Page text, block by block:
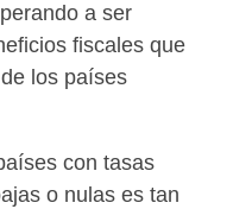
a ser
fiscales que
los países
con tasas
o nulas es tan